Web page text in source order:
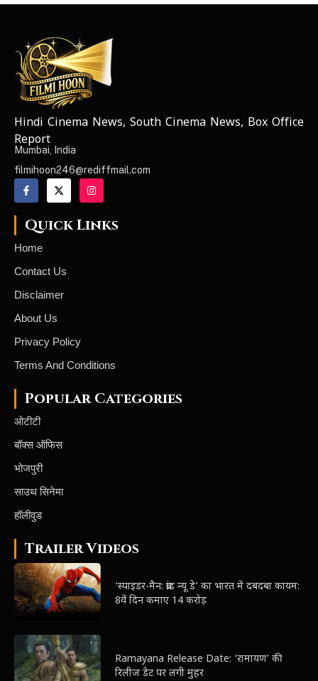
NEWS ELEMENTOR
Hindi Cinema News, South Cinema News, Box Office
Report
Mumbai, India
filmihoon246@rediffmail.com
Quick Links
Home
Contact Us
Disclaimer
About Us
Privacy Policy
Terms And Conditions
Popular Categories
ओटीटी
बॉक्स ऑफिस
भोजपुरी
साउथ सिनेमा
हॉलीवुड
Trailer Videos
‘स्पाइडर-मैन: ब्रांड न्यू डे’ का भारत में दबदबा कायम:
8वें दिन कमाए 14 करोड़
Ramayana Release Date: ‘रामायण’ की
रिलीज डेट पर लगी मुहर